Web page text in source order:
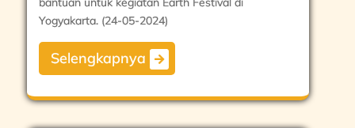
Yogyakarta. (24-05-2024)
Selengkapnya